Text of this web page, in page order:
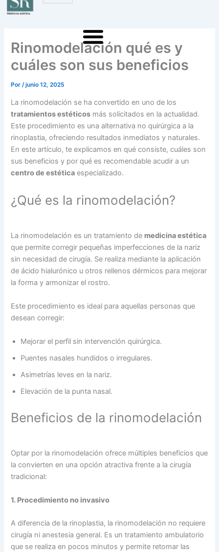
Medicina estética
Rinomodelación qué es y
cuáles son sus beneficios
Por/junio 12, 2025
La rinomodelación se ha convertido en uno de los
tratamientos estéticos más solicitados en la actualidad.
Este procedimiento es una alternativa no quirúrgica a la
rinoplastia, ofreciendo resultados inmediatos y naturales.
En este artículo, te explicamos en qué consiste, cuáles son
sus beneficios y por qué es recomendable acudir a un
centro de estética especializado.
¿Qué es la rinomodelación?
La rinomodelación es un tratamiento de medicina estética
que permite corregir pequeñas imperfecciones de la nariz
sin necesidad de cirugía. Se realiza mediante la aplicación
de ácido hialurónico u otros rellenos dérmicos para mejorar
la forma y armonizar el rostro.
Este procedimiento es ideal para aquellas personas que
desean corregir:
Mejorar el perfil sin intervención quirúrgica.
Puentes nasales hundidos o irregulares.
Asimetrías leves en la nariz.
Elevación de la punta nasal.
Beneficios de la rinomodelación
Optar por la rinomodelación ofrece múltiples beneficios que
la convierten en una opción atractiva frente a la cirugía
tradicional:
1. Procedimiento no invasivo
A diferencia de la rinoplastia, la rinomodelación no requiere
cirugía ni anestesia general. Es un tratamiento ambulatorio
que se realiza en pocos minutos y permite retomar las